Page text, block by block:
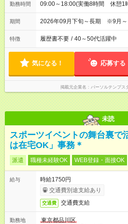
勤務時間 09:00～18:00(実働8時間 休憩1
期間 2026年09月下旬～長期 ※9月～
特徴 履歴書不要 / 40～50代活躍中
気になる！ 応募する
掲載元企業名 パーソルテンプス
未読
スポーツイベントの舞台裏で
は在宅OK」事務＊
派遣 職種未経験OK WEB登録・面接OK
給与
時給1750円
交通費別途支給あり
交通費 交通費支給
勤務地
東京都品川区